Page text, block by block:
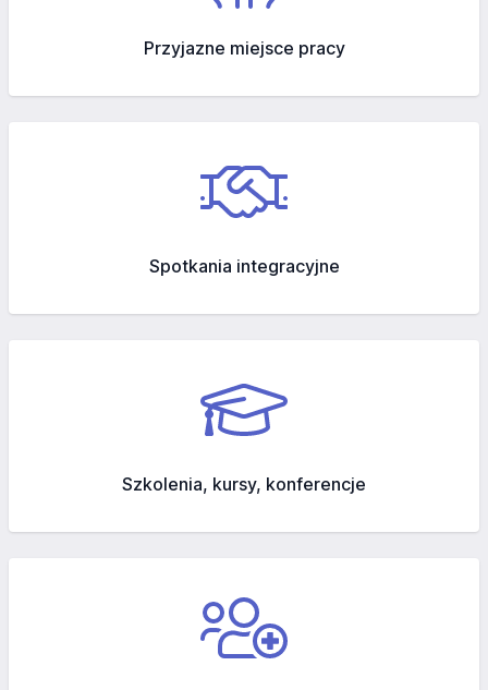
Przyjazne miejsce pracy
Spotkania integracyjne
Szkolenia, kursy, konferencje